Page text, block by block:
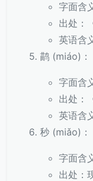
字面含
出处：
英语含
鹋 (miáo)：
字面含
出处：
英语含
秒 (miǎo)：
字面含
出处：